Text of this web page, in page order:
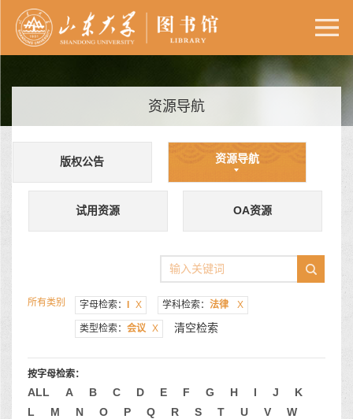
资源导航
版权公告 资源导航
试用资源 OA资源
所有类别 字母检索： X 学科检索： 法律 X
类型检索： 会议 X 清空检索
按字母检索：
ALL A B C D E F G H I J
K
L
M N O P Q R S T U V
W